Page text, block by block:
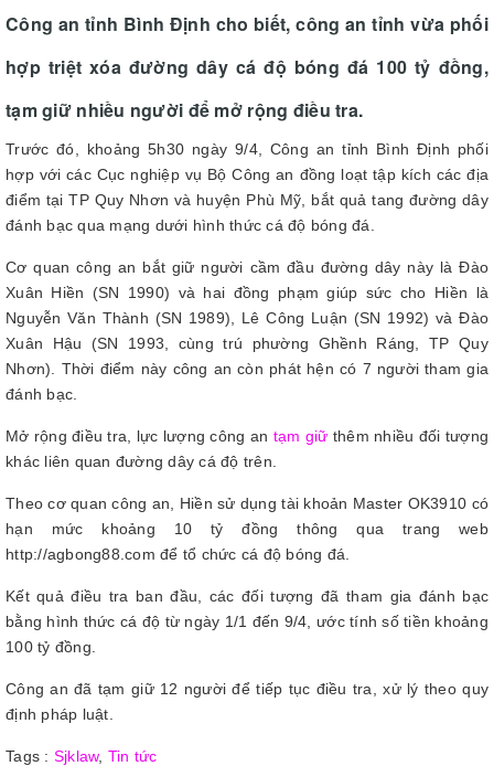
Công an tỉnh Bình Định cho biết, công an tỉnh vừa phối
hợp triệt xóa đường dây cá độ bóng đá 100 tỷ đồng,
tạm giữ nhiều người để mở rộng điều tra.
Trước đó, khoảng 5h30 ngày 9/4, Công an tỉnh Bình Định phối
hợp với các Cục nghiệp vụ Bộ Công an đồng loạt tập kích các địa
điểm tại TP Quy Nhơn và huyện Phù Mỹ, bắt quả tang đường dây
đánh bạc qua mạng dưới hình thức cá độ bóng đá.
Cơ quan công an bắt giữ người cầm đầu đường dây này là Đào
Xuân Hiền (SN 1990) và hai đồng phạm giúp sức cho Hiền là
Nguyễn Văn Thành (SN 1989), Lê Công Luận (SN 1992) và Đào
Xuân Hậu (SN 1993, cùng trú phường Ghềnh Ráng, TP Quy
Nhơn). Thời điểm này công an còn phát hện có 7 người tham gia
đánh bạc.
Mở rộng điều tra, lực lượng công an tạm giữ thêm nhiều đối tượng
khác liên quan đường dây cá độ trên.
Theo cơ quan công an, Hiền sử dụng tài khoản Master OK3910 có
hạn mức khoảng 10 tỷ đồng thông qua trang web
http://agbong88.com để tổ chức cá độ bóng đá.
Kết quả điều tra ban đầu, các đối tượng đã tham gia đánh bạc
bằng hình thức cá độ từ ngày 1/1 đến 9/4, ước tính số tiền khoảng
100 tỷ đồng.
Công an đã tạm giữ 12 người để tiếp tục điều tra, xử lý theo quy
định pháp luật.
Tags : Sjklaw, Tin tức